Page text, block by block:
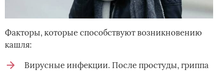
Факторы, которые способствуют возникновению
кашля:
Вирусные инфекции. После простуды, гриппа